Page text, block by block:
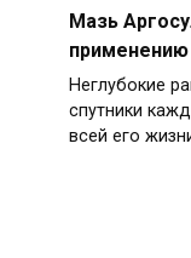
Мазь
Неглубокие
спутники
всей его